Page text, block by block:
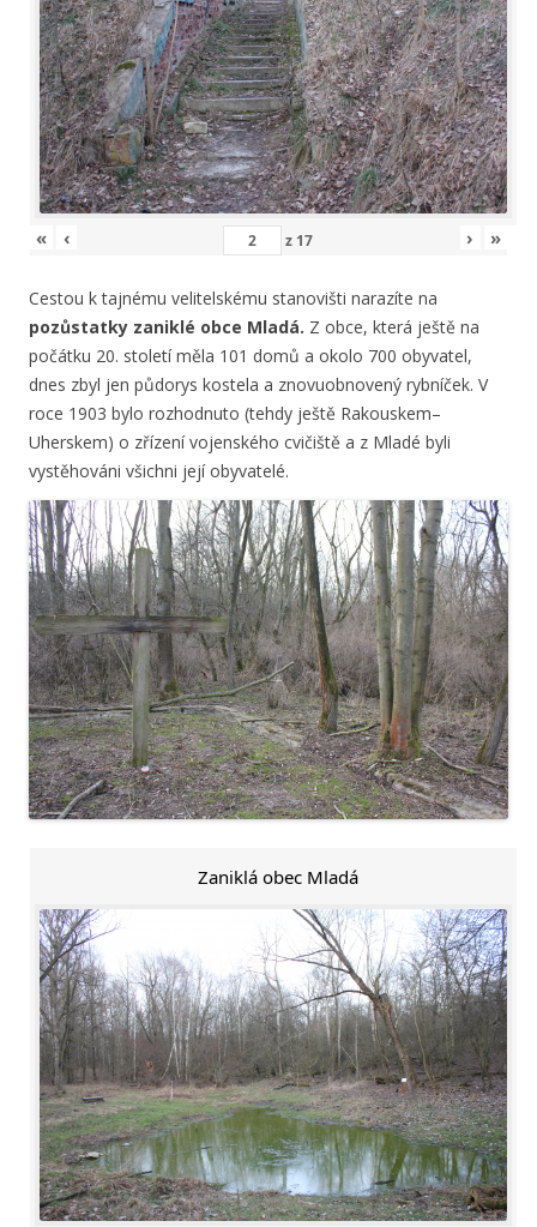
« ‹ z 17 › »
Cestou k tajnému velitelskému stanovišti narazíte na
pozůstatky zaniklé obce Mladá. Z obce, která ještě na
počátku 20. století měla 101 domů a okolo 700 obyvatel,
dnes zbyl jen půdorys kostela a znovuobnovený rybníček. V
roce 1903 bylo rozhodnuto (tehdy ještě Rakouskem–
Uherskem) o zřízení vojenského cvičiště a z Mladé byli
vystěhováni všichni její obyvatelé.
Zaniklá obec Mladá